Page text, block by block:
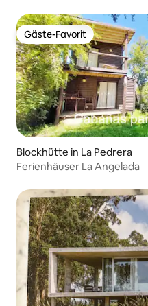
Gäste-Favorit
Gäste-Favorit
Blockhütte in La Pedrera
Ferienhäuser La Angelada